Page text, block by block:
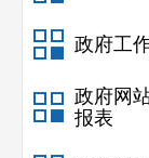
政府工
政府网
报表